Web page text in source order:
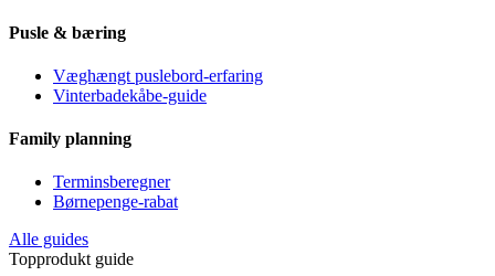
Pusle & bæring
Væghængt puslebord-erfaring
Vinterbadekåbe-guide
Family planning
Terminsberegner
Børnepenge-rabat
Alle guides
Topprodukt guide